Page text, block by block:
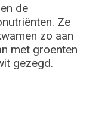
de
Ze
zo aan
met groenten
gezegd.